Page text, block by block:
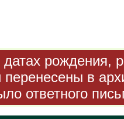
рождения,
в
ответного